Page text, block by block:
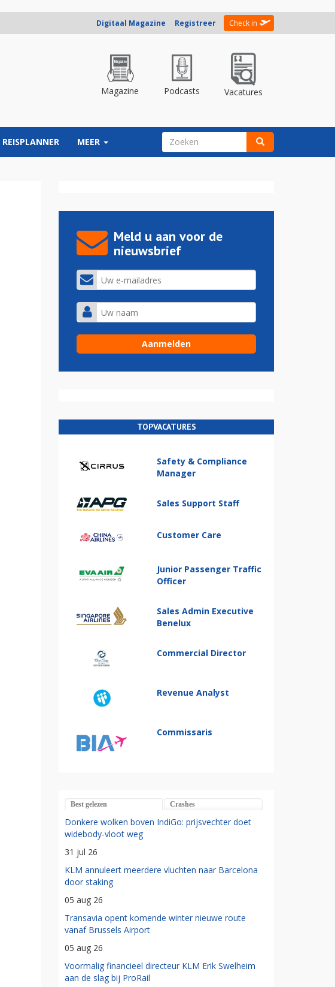
Digitaal Magazine Registreer Check in
Magazine Podcasts Vacatures
REISPLANNER MEER ZOEKVELD
Meld u aan voor de
nieuwsbrief
TOPVACATURES
Safety & Compliance
Manager
Sales Support Staff
Customer Care
Junior Passenger Traffic
Officer
Sales Admin Executive
Benelux
Commercial Director
Revenue Analyst
Commissaris
Best gelezen Crashes
Donkere wolken boven IndiGo: prijsvechter doet
widebody-vloot weg
31 jul 26
KLM annuleert meerdere vluchten naar Barcelona
door staking
05 aug 26
Transavia opent komende winter nieuwe route
vanaf Brussels Airport
05 aug 26
Voormalig financieel directeur KLM Erik Swelheim
aan de slag bij ProRail